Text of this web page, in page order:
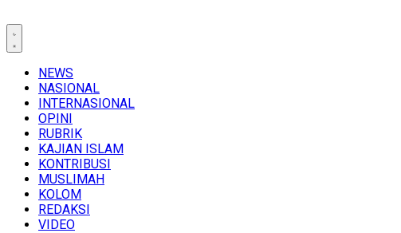
NEWS
NASIONAL
INTERNASIONAL
OPINI
RUBRIK
KAJIAN ISLAM
KONTRIBUSI
MUSLIMAH
KOLOM
REDAKSI
VIDEO